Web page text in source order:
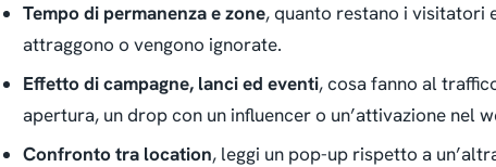
Tempo di permanenza e zone, quanto restano i visitatori
attraggono o vengono ignorate.
Effetto di campagne, lanci ed eventi, cosa fanno al
apertura, un drop con un influencer o un’attivazione nel
Confronto tra location, leggi un pop-up rispetto a